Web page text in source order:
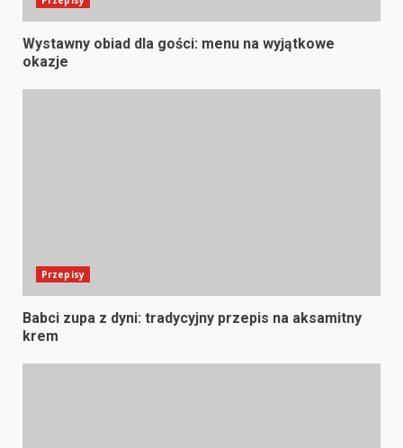
Wystawny obiad dla gości: menu na wyjątkowe
okazje
Przepisy
Babci zupa z dyni: tradycyjny przepis na aksamitny
krem